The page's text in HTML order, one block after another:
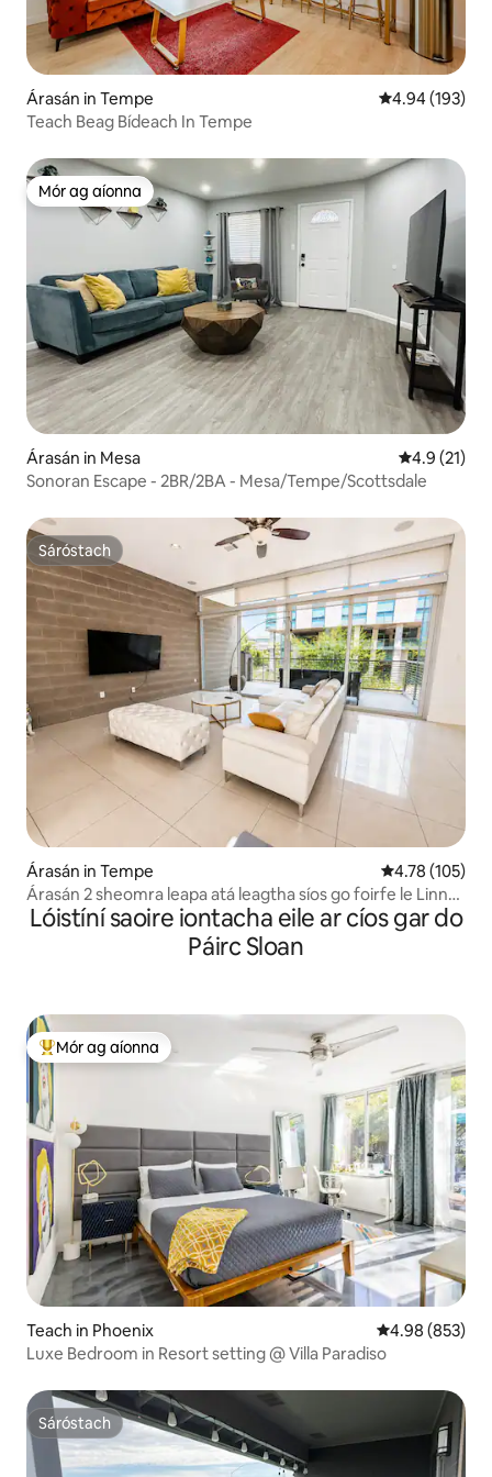
Árasán in Tempe Meánrátáil
4.94 (193)
Teach Beag Bídeach In Tempe
Mór ag aíonna
Mór ag aíonna
Árasán in Mesa Meánrátáil
4.9 (21)
Sonoran Escape - 2BR/2BA - Mesa/Tempe/Scottsdale
Sáróstach
Sáróstach
Árasán in Tempe Meánrátáil
4.78 (105)
Árasán 2 sheomra leapa atá leagtha síos go foirfe le Linn
Snámha!
Lóistíní saoire iontacha eile ar cíos gar do
Páirc Sloan
An-mhór ag aíonna
Mór ag aíonna
Teach in Phoenix Meánrátáil
4.98 (853)
Luxe Bedroom in Resort setting @ Villa Paradiso
Sáróstach
Sáróstach